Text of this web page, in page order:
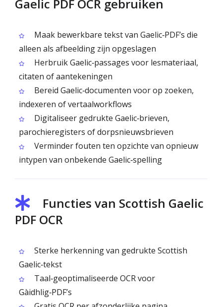
Gaelic PDF OCR gebruiken
Maak bewerkbare tekst van Gaelic‑PDF’s die
alleen als afbeelding zijn opgeslagen
Herbruik Gaelic‑passages voor lesmateriaal,
citaten of aantekeningen
Bereid Gaelic‑documenten voor op zoeken,
indexeren of vertaalworkflows
Digitaliseer gedrukte Gaelic‑brieven,
parochieregisters of dorpsnieuwsbrieven
Verminder fouten ten opzichte van opnieuw
intypen van onbekende Gaelic‑spelling
Functies van Scottish Gaelic
PDF OCR
Sterke herkenning van gedrukte Scottish
Gaelic‑tekst
Taal‑geoptimaliseerde OCR voor
Gàidhlig‑PDF’s